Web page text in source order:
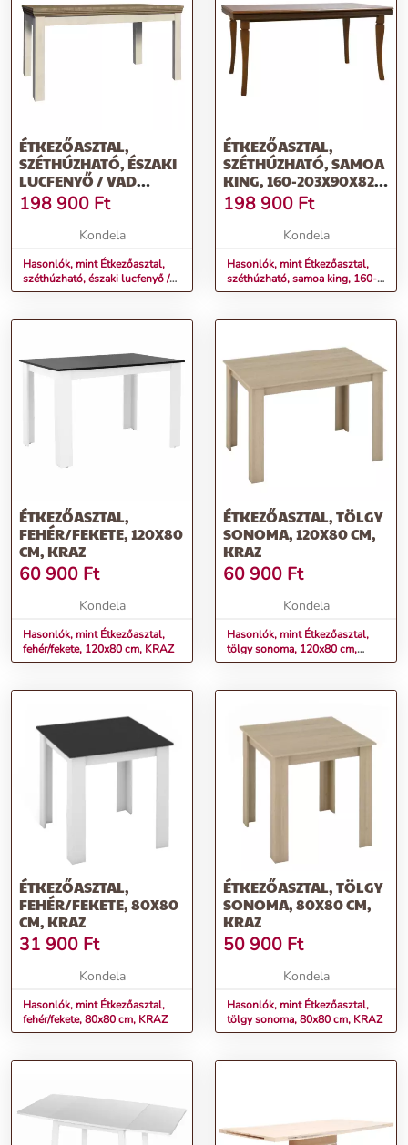
ÉTKEZŐASZTAL,
SZÉTHÚZHATÓ, ÉSZAKI
LUCFENYŐ / VAD
TÖLGYFA, 160-203X90
CM, ROYAL ST
198 900 Ft
Kondela
Hasonlók, mint Étkezőasztal,
széthúzható, északi lucfenyő /
vad tölgyfa, 160-203x90 cm,
ÉTKEZŐASZTAL,
SZÉTHÚZHATÓ, SAMOA
KING, 160-203X90X82
CM, KORA
198 900 Ft
Kondela
Hasonlók, mint Étkezőasztal,
széthúzható, samoa king, 160-
203x90x82 cm, KORA
ÉTKEZŐASZTAL,
FEHÉR/FEKETE, 120X80
CM, KRAZ
60 900 Ft
Kondela
Hasonlók, mint Étkezőasztal,
fehér/fekete, 120x80 cm, KRAZ
ÉTKEZŐASZTAL, TÖLGY
SONOMA, 120X80 CM,
KRAZ
60 900 Ft
Kondela
Hasonlók, mint Étkezőasztal,
tölgy sonoma, 120x80 cm,
KRAZ
ÉTKEZŐASZTAL,
FEHÉR/FEKETE, 80X80
CM, KRAZ
31 900 Ft
Kondela
Hasonlók, mint Étkezőasztal,
fehér/fekete, 80x80 cm, KRAZ
ÉTKEZŐASZTAL, TÖLGY
SONOMA, 80X80 CM,
KRAZ
50 900 Ft
Kondela
Hasonlók, mint Étkezőasztal,
tölgy sonoma, 80x80 cm, KRAZ